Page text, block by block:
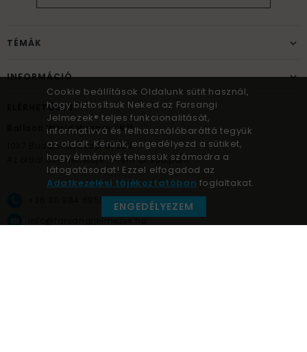
TÉMÁK
INFORMÁCIÓ
ELÉRHETŐSÉG
Balloon World Hungary Kft.
Budapest, Bécsi út 267.
Az oldal üzemeltetője – nem átadó pont!
+36 30 984 6955
info@farsangijelmezek.hu
Cookie beállítások Oldalunk sütit használ,
hogy biztosítsuk Neked az Farsangi
Jelmezek® teljes funkcionalitását,
informatívvá és felhasználóbaráttá tegyük
az oldalt. Kérünk, engedélyezd a sütiket,
hogy élménnyé tehessük számodra a
látogatásodat! Ezzel elfogadod az
Adatkezelési tájékoztatóban foglaltakat.
ENGEDÉLYEZEM